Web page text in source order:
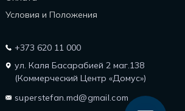
Условия и Положения
+373 620 11 000
ул. Каля Басарабией 2 маг.138
(Коммерческий Центр «Домус»)
superstefan.md@gmail.com